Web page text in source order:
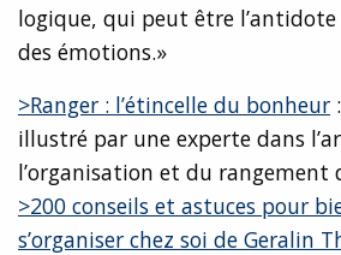
logique, qui peut être l’antidote
des émotions.»
>Ranger : l’étincelle du bonheur
illustré par une experte dans
l’organisation et du rangement
>200 conseils et astuces pour
s’organiser chez soi de Geralin